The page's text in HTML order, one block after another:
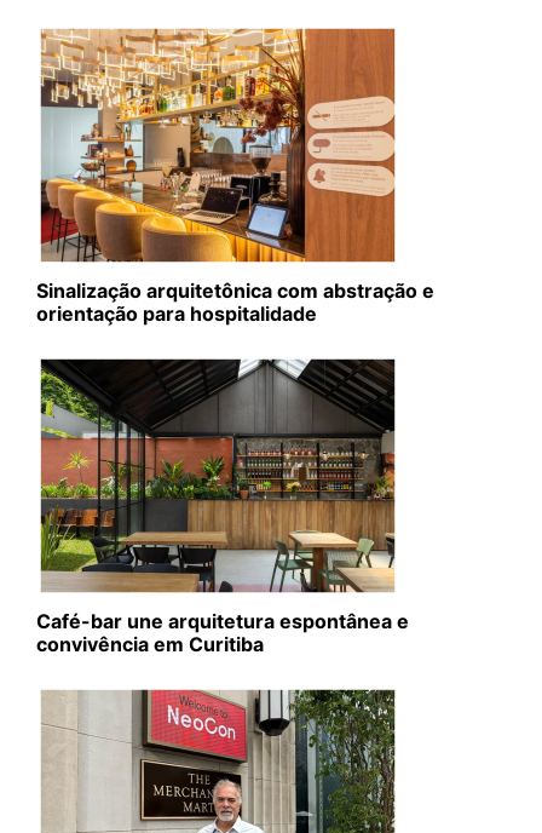
Sinalização arquitetônica com abstração e
orientação para hospitalidade
Café-bar une arquitetura espontânea e
convivência em Curitiba